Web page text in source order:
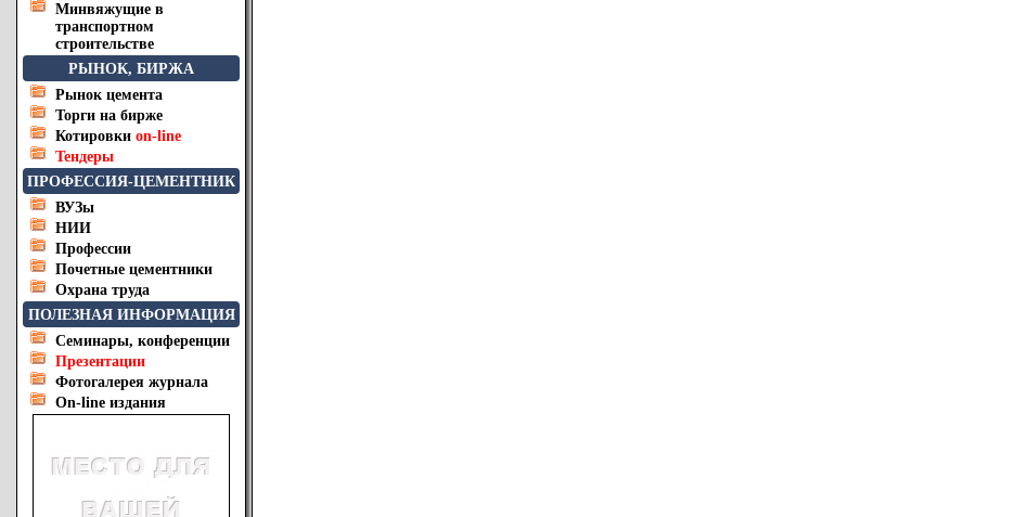
Минвяжущие в
транспортном
строительстве
РЫНОК, БИРЖА
Рынок цемента
Торги на бирже
Котировки on-line
Тендеры
ПРОФЕССИЯ-ЦЕМЕНТНИК
ВУЗы
НИИ
Профессии
Почетные цементники
Охрана труда
ПОЛЕЗНАЯ ИНФОРМАЦИЯ
Семинары, конференции
Презентации
Фотогалерея журнала
On-line издания